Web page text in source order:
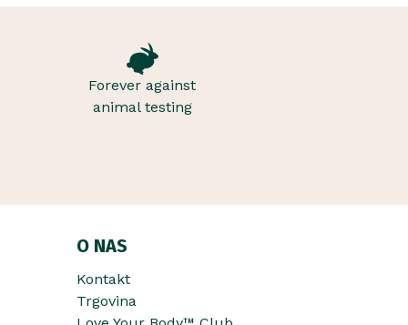
Forever against
animal testing
O NAS
Kontakt
Trgovina